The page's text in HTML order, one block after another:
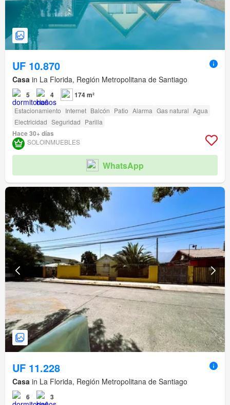
UF 10.870
Casa in La Florida, Región Metropolitana de Santiago
5 4 174 m²
Estacionamiento Internet Balcón Patio Alarma Gas natural Agua
Electricidad Seguridad Parilla
Hace 30+ días
SOLOINMUEBLES
WhatsApp
UF 11.228
Casa in La Florida, Región Metropolitana de Santiago
6 3